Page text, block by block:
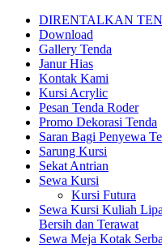
DIRENTALKAN
Download
Gallery Tenda
Janur Hias
Kontak Kami
Kursi Acrylic
Pesan Tenda Roder
Promo Dekorasi Tenda
Saran Bagi Penyewa
Sarung Kursi
Sekat Antrian
Sewa Kursi
Kursi Futura
Sewa Kursi Kuliah
Bersih dan Terawat
Sewa Meja Kotak